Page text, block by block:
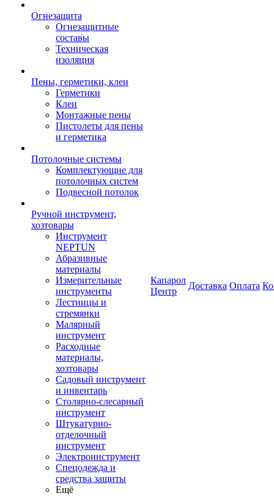
Огнезащита
Огнезащитные
составы
Техническая
изоляция
Пены, герметики, клеи
Герметики
Клеи
Монтажные пены
Пистолеты для пены
и герметика
Потолочные системы
Комплектующие для
потолочных систем
Подвесной потолок
Ручной инструмент,
хозтовары
Инструмент
NEPTUN
Абразивные
материалы
Измерительные
инструменты
Лестницы и
стремянки
Малярный
инструмент
Расходные
материалы,
хозтовары
Садовый инструмент
и инвентарь
Столярно-слесарный
инструмент
Штукатурно-
отделочный
инструмент
Электроинструмент
Спецодежда и
средства защиты
Ещё
Капарол
Центр
Доставка Оплата